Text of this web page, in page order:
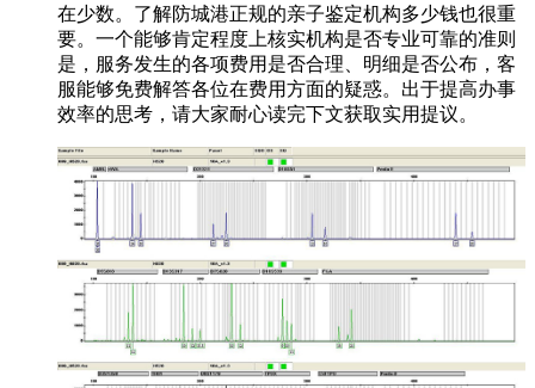
在少数。了解防城港正规的亲子鉴定机构多少钱也很重
要。一个能够肯定程度上核实机构是否专业可靠的准则
是，服务发生的各项费用是否合理、明细是否公布，客
服能够免费解答各位在费用方面的疑惑。出于提高办事
效率的思考，请大家耐心读完下文获取实用提议。